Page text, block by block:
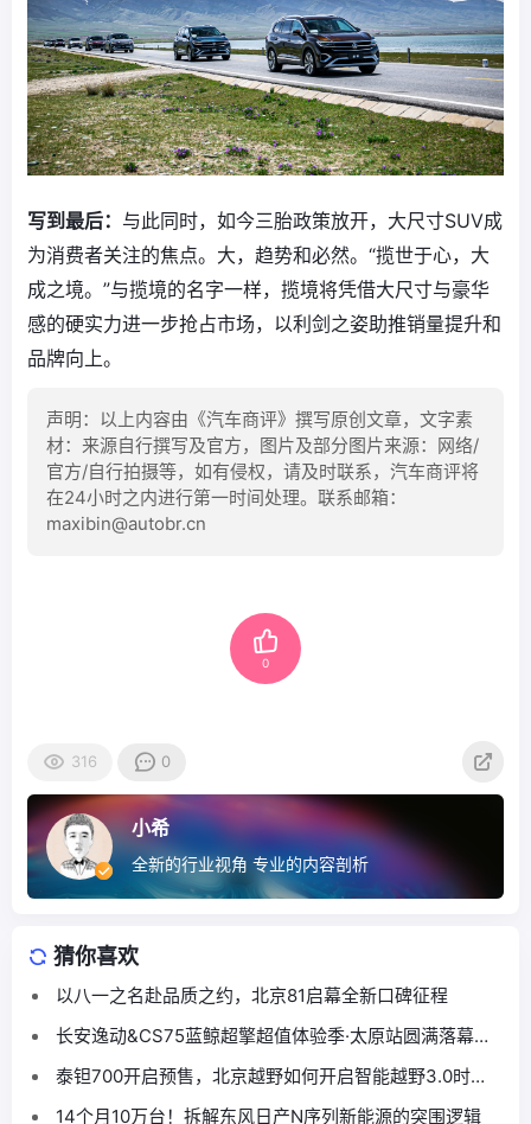
写到最后： 与此同时，如今三胎政策放开，大尺寸SUV成
为消费者关注的焦点。大，趋势和必然。“揽世于心，大
成之境。”与揽境的名字一样，揽境将凭借大尺寸与豪华
感的硬实力进一步抢占市场，以利剑之姿助推销量提升和
品牌向上。
声明：以上内容由《汽车商评》撰写原创文章，文字素
材：来源自行撰写及官方，图片及部分图片来源：网络/
官方/自行拍摄等，如有侵权，请及时联系，汽车商评将
在24小时之内进行第一时间处理。联系邮箱：
maxibin@autobr.cn
0
316 0
小希
全新的行业视角 专业的内容剖析
猜你喜欢
以八一之名赴品质之约，北京81启幕全新口碑征程
长安逸动&CS75蓝鲸超擎超值体验季·太原站圆满落幕，
本土跨界联合燃动龙城
泰钽700开启预售，北京越野如何开启智能越野3.0时
代？
14个月10万台！拆解东风日产N序列新能源的突围逻辑